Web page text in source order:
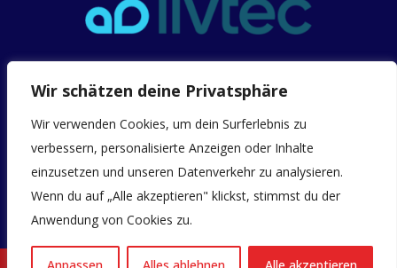
Wir schätzen deine Privatsphäre
Wir verwenden Cookies, um dein Surferlebnis zu
verbessern, personalisierte Anzeigen oder Inhalte
einzusetzen und unseren Datenverkehr zu analysieren.
Wenn du auf „Alle akzeptieren" klickst, stimmst du der
Anwendung von Cookies zu.
INFOS
Allgemeine Geschäftsbedingungen (AGB)
Downloads
Copyright @Livtec.cloud